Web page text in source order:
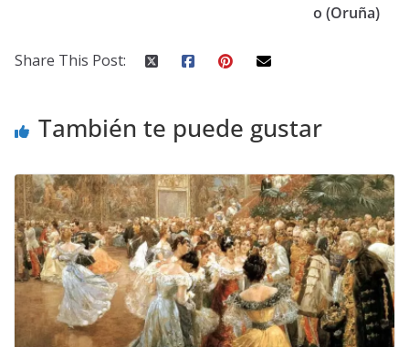
o (Oruña)
Share This Post:
También te puede gustar